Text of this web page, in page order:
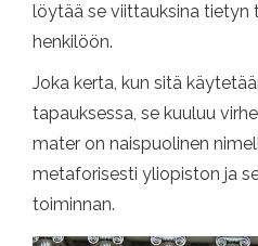
löytää se viittauksina tietyn
henkilöön.
Joka kerta, kun sitä
tapauksessa, se kuuluu
mater on naispuolinen
metaforisesti yliopiston ja
toiminnan.